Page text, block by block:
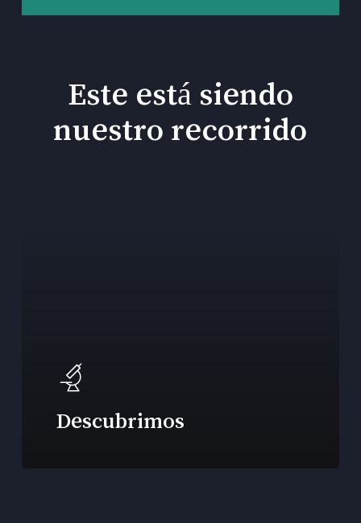
Este está siendo
nuestro recorrido
Descubrimos